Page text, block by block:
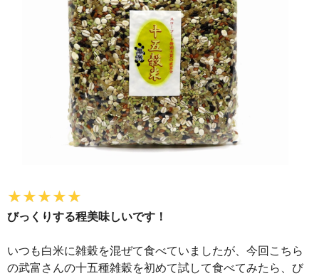
びっくりする程美味しいです！
いつも白米に雑穀を混ぜて食べていましたが、今回こちら
の武富さんの十五種雑穀を初めて試して食べてみたら、び